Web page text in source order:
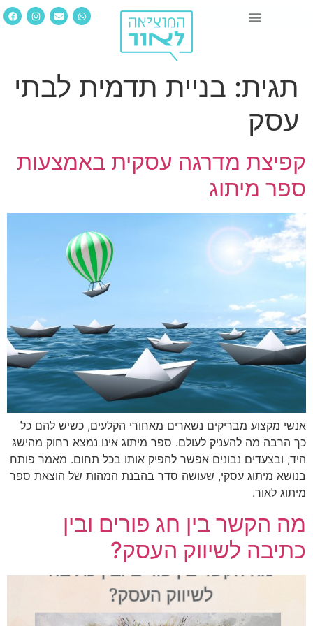
תגית: בניית תדמית לבתי
עסק
קפיצת מדרגה עסקית באמצעות
ספר מיתוג
אנשי מקצוע מבריקים נשארים מאחורי הקלעים, כשיש להם כל
כך הרבה מה להעניק לעולם. ספר מיתוג אינו נמצא רחוק מהישג
היד, ובצעדים נבונים אפשר להפיק אותו בכל תחום. מאמר פותח
בנושא מיתוג עסקי, שעושה סדר בהבנת המהות של הוצאת ספר
מיתוג לאור.
מה הקשר בין חג פורים ובין
כתיבה לשיווק העסק?